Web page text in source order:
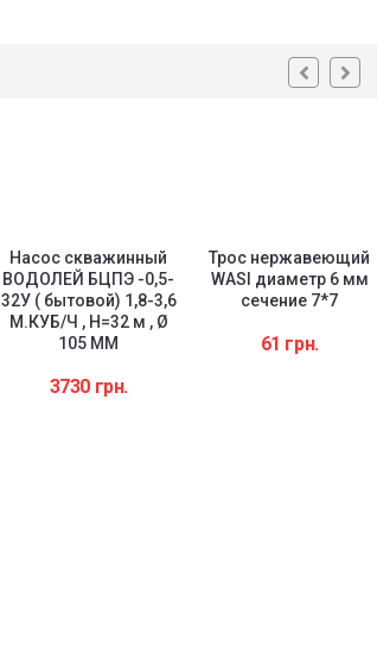
Насос скважинный
ВОДОЛЕЙ БЦПЭ -0,5-
32У ( бытовой) 1,8-3,6
М.КУБ/Ч , H=32 м , Ø
105 ММ
3730 грн.
Трос нержавеющий
WASI диаметр 6 мм
сечение 7*7
61 грн.